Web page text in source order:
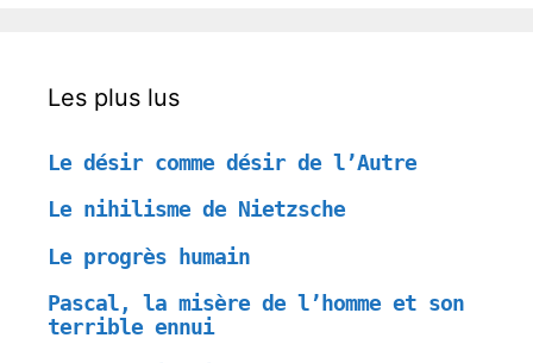
Les plus lus
Le désir comme désir de l’Autre
Le nihilisme de Nietzsche
Le progrès humain
Pascal, la misère de l’homme et son
terrible ennui